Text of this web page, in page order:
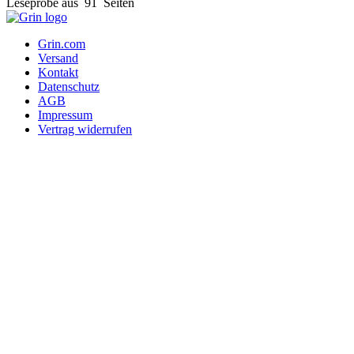
Leseprobe aus 91 Seiten
Grin.com
Versand
Kontakt
Datenschutz
AGB
Impressum
Vertrag widerrufen